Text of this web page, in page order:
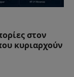
στον
κυριαρχούν